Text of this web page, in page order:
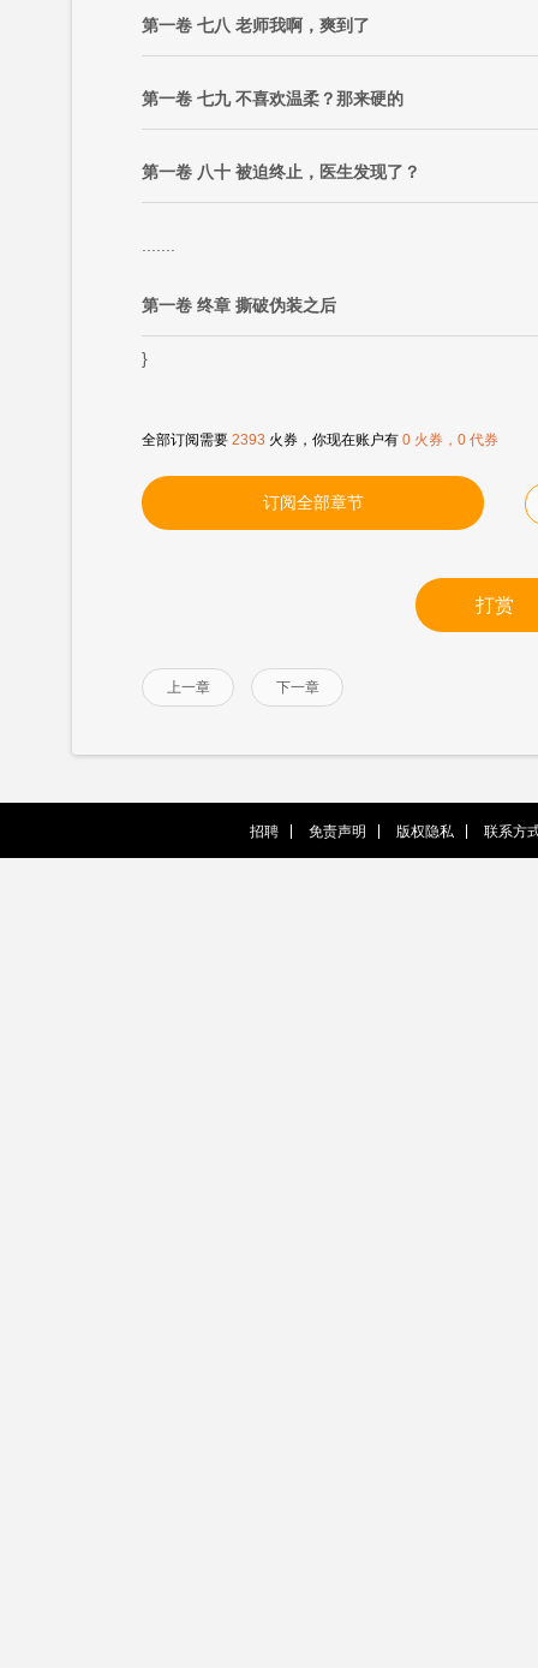
第一卷 七八 老师我啊，爽到了
第一卷 七九 不喜欢温柔？那来硬的
第一卷 八十 被迫终止，医生发现了？
第一卷 终章 撕破伪装之后
}
全部订阅需要 2393 火券，你现在账户有 0 火券，0 代券
订阅全部章节
打赏
上一章 下一章
招聘 免责声明 版权隐私 联系方